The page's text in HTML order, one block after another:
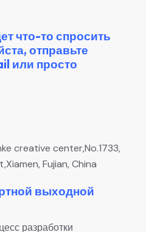
что-то спросить
отправьте
или просто
creative center,No.1733,
Fujian, China
выходной
разработки